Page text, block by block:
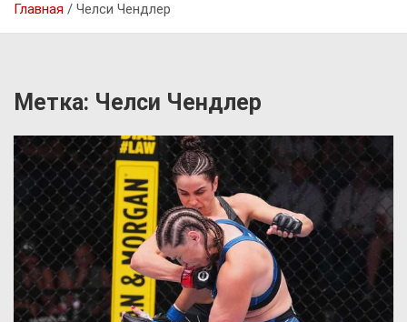
Главная Челси Чендлер
Метка: Челси Чендлер